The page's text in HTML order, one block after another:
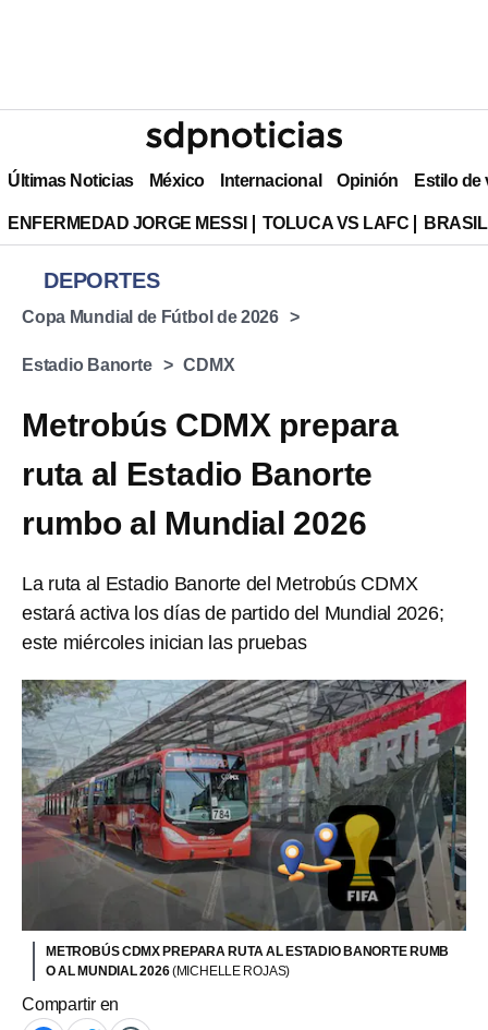
Últimas Noticias México Internacional Opinión Estilo de
ENFERMEDAD JORGE MESSI TOLUCA VS LAFC
DEPORTES
Copa Mundial de Fútbol de 2026
Estadio Banorte CDMX
Metrobús CDMX prepara
ruta al Estadio Banorte
rumbo al Mundial 2026
La ruta al Estadio Banorte del Metrobús CDMX
estará activa los días de partido del Mundial 2026;
este miércoles inician las pruebas
METROBÚS CDMX PREPARA RUTA AL ESTADIO BANORTE RUMB
O AL MUNDIAL 2026(MICHELLE ROJAS)
Compartir en